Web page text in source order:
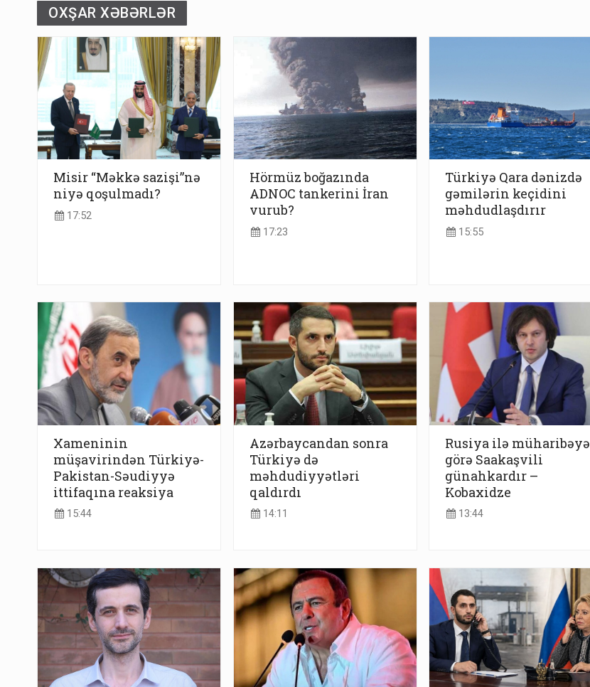
OXŞAR XƏBƏRLƏR
Misir “Məkkə sazişi”nə
niyə qoşulmadı?
17:52
Hörmüz boğazında
ADNOC tankerini İran
vurub?
17:23
Türkiyə Qara dənizdə
gəmilərin keçidini
məhdudlaşdırır
15:55
Xameninin
müşavirindən Türkiyə-
Pakistan-Səudiyyə
ittifaqına reaksiya
15:44
Azərbaycandan sonra
Türkiyə də
məhdudiyyətləri
qaldırdı
14:11
Rusiya ilə müharibəyə
görə Saakaşvili
günahkardır –
Kobaxidze
13:44